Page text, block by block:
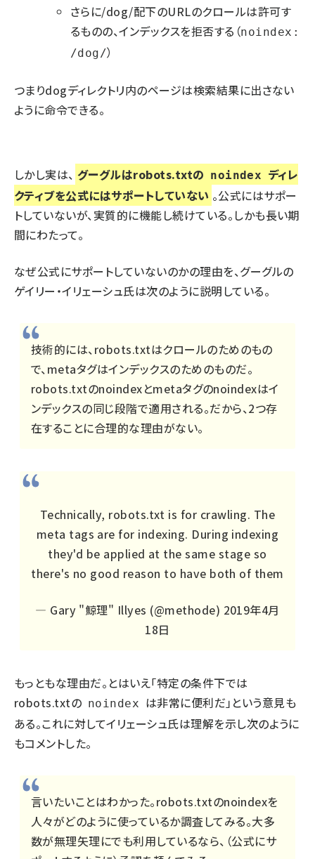
さらに/dog/配下のURLのクロールは許可す
るものの、インデックスを拒否する（noindex:
/dog/）
つまりdogディレクトリ内のページは検索結果に出さない
ように命令できる。
しかし実は、 グーグルはrobots.txtの noindex ディレ
クティブを公式にはサポートしていない 。公式にはサポー
トしていないが、実質的に機能し続けている。しかも長い期
間にわたって。
なぜ公式にサポートしていないのかの理由を、グーグルの
ゲイリー・イリェーシュ氏は次のように説明している。
技術的には、robots.txtはクロールのためのもの
で、metaタグはインデックスのためのものだ。
robots.txtのnoindexとmetaタグのnoindexはイ
ンデックスの同じ段階で適用される。だから、2つ存
在することに合理的な理由がない。
Technically, robots.txt is for crawling. The
meta tags are for indexing. During indexing
they'd be applied at the same stage so
there's no good reason to have both of them
— Gary "鯨理" Illyes (@methode) 2019年4月
18日
もっともな理由だ。とはいえ「特定の条件下では
robots.txtの noindex は非常に便利だ」という意見も
ある。これに対してイリェーシュ氏は理解を示し次のように
もコメントした。
言いたいことはわかった。robots.txtのnoindexを
人々がどのように使っているか調査してみる。大多
数が無理矢理にでも利用しているなら、（公式にサ